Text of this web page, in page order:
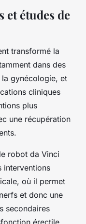
études de
transformé la
dans des
gynécologie, et
cliniques
plus
une récupération
robot da Vinci
interventions
où il permet
et donc une
secondaires
érectile.